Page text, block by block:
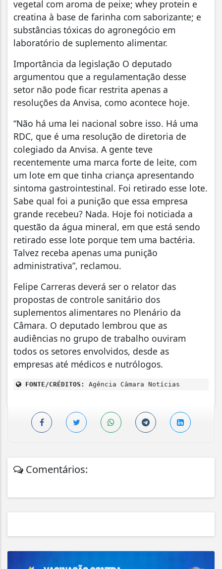
vegetal com aroma de peixe; whey protein e
creatina à base de farinha com saborizante; e
substâncias tóxicas do agronegócio em
laboratório de suplemento alimentar.
Importância da legislação O deputado
argumentou que a regulamentação desse
setor não pode ficar restrita apenas a
resoluções da Anvisa, como acontece hoje.
“Não há uma lei nacional sobre isso. Há uma
RDC, que é uma resolução de diretoria de
colegiado da Anvisa. A gente teve
recentemente uma marca forte de leite, com
um lote em que tinha criança apresentando
sintoma gastrointestinal. Foi retirado esse lote.
Sabe qual foi a punição que essa empresa
grande recebeu? Nada. Hoje foi noticiada a
questão da água mineral, em que está sendo
retirado esse lote porque tem uma bactéria.
Talvez receba apenas uma punição
administrativa”, reclamou.
Felipe Carreras deverá ser o relator das
propostas de controle sanitário dos
suplementos alimentares no Plenário da
Câmara. O deputado lembrou que as
audiências no grupo de trabalho ouviram
todos os setores envolvidos, desde as
empresas até médicos e nutrólogos.
FONTE/CRÉDITOS: Agência Câmara Notícias
Comentários: